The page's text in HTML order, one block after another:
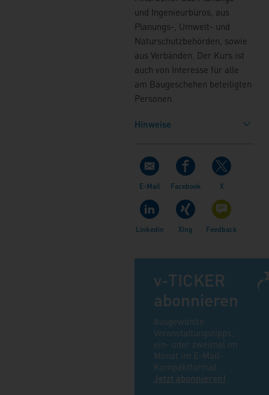
und Ingenieurbüros, aus
Planungs-, Umwelt- und
Naturschutzbehörden, sowie
aus Verbänden. Der Kurs ist
auch von Interesse für alle
am Baugeschehen beteiligten
Personen.
Hinweise
v-TICKER
abonnieren
Ausgewählte
Veranstaltungstipps,
ein- oder zweimal im
Monat im E-Mail-
Kompaktformat.
Jetzt abonnieren!